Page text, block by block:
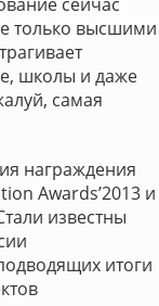
только высшими
школы и даже
самая
награждения
Awards’2013 и
известны
итоги